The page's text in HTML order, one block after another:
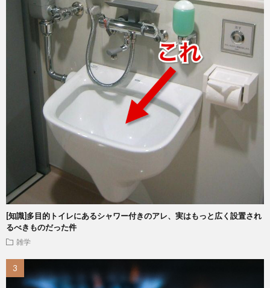
[知識]多目的トイレにあるシャワー付きのアレ、実はもっと広く設置され
るべきものだった件
雑学